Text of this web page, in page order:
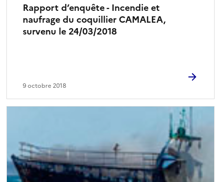
Rapport d’enquête - Incendie et
naufrage du coquillier CAMALEA,
survenu le 24/03/2018
9 octobre 2018